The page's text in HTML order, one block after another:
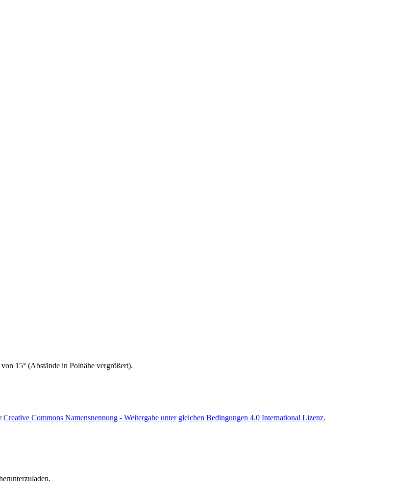
15° (Abstände in Polnähe vergrößert).
Creative Commons Namensnennung - Weitergabe unter gleichen Bedingungen 4.0 International Lizenz.